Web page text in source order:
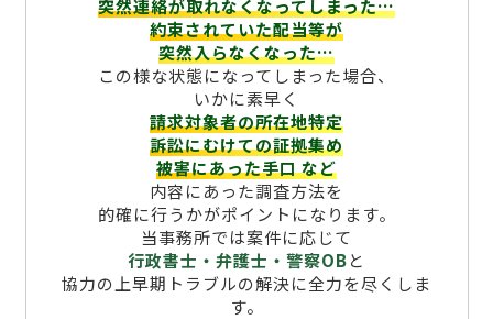
突然連絡が取れなくなってしまった…
約束されていた配当等が
突然入らなくなった…
この様な状態になってしまった場合、
いかに素早く
請求対象者の所在地特定
訴訟にむけての証拠集め
被害にあった手口など
内容にあった調査方法を
的確に行うかがポイントになります。
当事務所では案件に応じて
行政書士・弁護士・警察OBと
協力の上早期トラブルの解決に全力を尽くしま
す。